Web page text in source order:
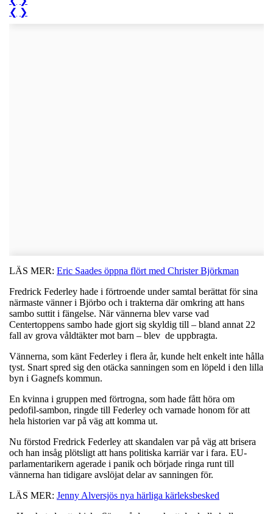
❮ ❯
LÄS MER: Eric Saades öppna flört med Christer Björkman
Fredrick Federley hade i förtroende under samtal berättat för sina
närmaste vänner i Björbo och i trakterna där omkring att hans
sambo suttit i fängelse. När vännerna blev varse vad
Centertoppens sambo hade gjort sig skyldig till – bland annat 22
fall av grova våldtäkter mot barn – blev de uppbragta.
Vännerna, som känt Federley i flera år, kunde helt enkelt inte hålla
tyst. Snart spred sig den otäcka sanningen som en löpeld i den lilla
byn i Gagnefs kommun.
En kvinna i gruppen med förtrogna, som hade fått höra om
pedofil-sambon, ringde till Federley och varnade honom för att
hela historien var på väg att komma ut.
Nu förstod Fredrick Federley att skandalen var på väg att brisera
och han insåg plötsligt att hans politiska karriär var i fara. EU-
parlamentarikern agerade i panik och började ringa runt till
vännerna han tidigare avslöjat delar av sanningen för.
LÄS MER: Jenny Alversjös nya härliga kärleksbesked